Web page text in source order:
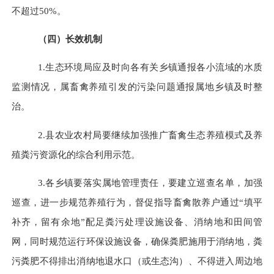
不超过50%。
（四）长效机制
1.生态环境局应及时向各有关乡镇通报各小流域的水质
监测情况，属畜禽养殖引发的污染问题通报属地乡镇及时整
治。
2.县农业农村局要继续加强推广畜禽生态养殖模式及养
殖粪污资源化的综合利用示范。
3.各乡镇要落实属地管理责任，要建立巡查名单，加强
巡查，进一步规范养殖行为，督促指导畜禽散养户通过“填平
补齐，留有余地”配足粪污处理设施设备、消纳地和田间管
网，同时规范运行环保设施设备，确保粪肥施用于消纳地，粪
污粪肥不得排出消纳地退水口（或生态沟）、不得进入周边地